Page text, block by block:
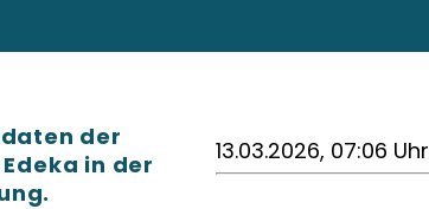
der
in der
13.03.2026, 07:06 Uhr